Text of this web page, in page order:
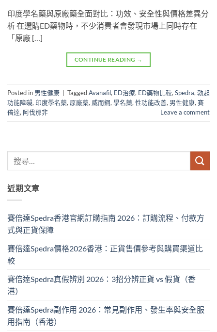
印度學名藥與原廠藥全面對比：功效、安全性與價格差異分
析 在選購ED藥物時，不少消費者會發現市場上同時存在
「原廠 […]
CONTINUE READING →
Posted in 男性健康 TaggedAvanafil, ED治療, ED藥物比較,Spedra,勃起
功能障礙,印度學名藥, 原廠藥, 威而鋼,學名藥,性功能改善, 男性健康,賽
倍達, 阿伐那非 Leave a comment
近期文章
賽倍達Spedra香港官網訂購指南 2026：訂購流程、付款方
式與正貨保障
賽倍達Spedra價格2026香港：正貨售價參考與購買渠道比
較
賽倍達Spedra真假辨別 2026：3招分辨正貨 vs 假貨（香
港）
賽倍達Spedra副作用 2026：常見副作用、發生率與安全服
用指南（香港）